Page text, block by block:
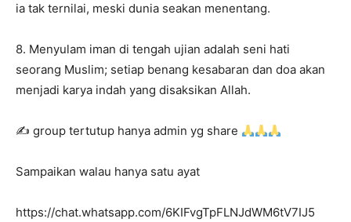
ia tak ternilai, meski dunia seakan menentang.
8. Menyulam iman di tengah ujian adalah seni hati
seorang Muslim; setiap benang kesabaran dan doa akan
menjadi karya indah yang disaksikan Allah.
✍ group tertutup hanya admin yg share
Sampaikan walau hanya satu ayat
https://chat.whatsapp.com/6KIFvgTpFLNJdWM6tV7IJ5